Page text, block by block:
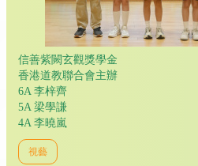
信善紫闕玄觀獎學金
香港道教聯合會主辦
6A 李梓齊
5A 梁學謙
4A 李曉嵐
視藝